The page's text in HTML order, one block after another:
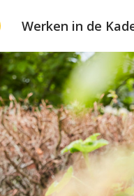
Werken in de